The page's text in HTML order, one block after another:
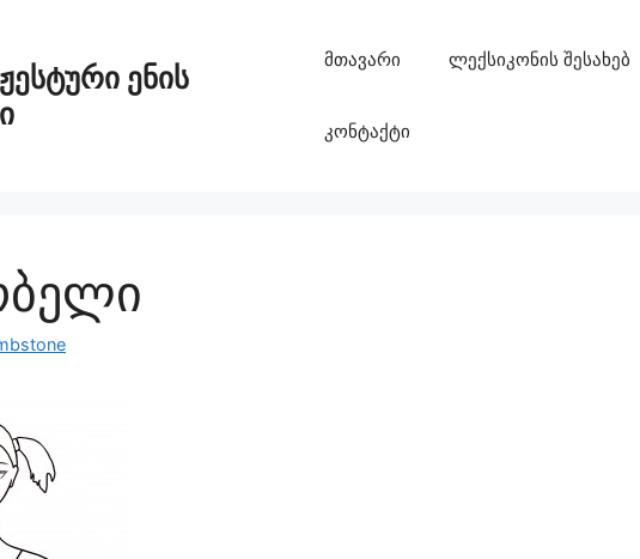
ენის
მთავარი ლექსიკონის შესახებ
კონტაქტი